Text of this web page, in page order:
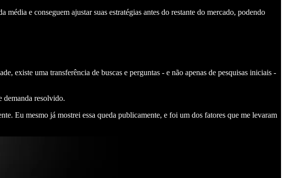
e conseguem ajustar suas estratégias antes do restante do mercado, podendo
existe uma transferência de buscas e perguntas - e não apenas de pesquisas iniciais -
demanda resolvido.
Eu mesmo já mostrei essa queda publicamente, e foi um dos fatores que me levaram